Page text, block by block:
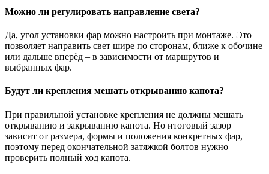
Можно ли регулировать направление света?
Да, угол установки фар можно настроить при монтаже. Это
позволяет направить свет шире по сторонам, ближе к обочине
или дальше вперёд – в зависимости от маршрутов и
выбранных фар.
Будут ли крепления мешать открыванию капота?
При правильной установке крепления не должны мешать
открыванию и закрыванию капота. Но итоговый зазор
зависит от размера, формы и положения конкретных фар,
поэтому перед окончательной затяжкой болтов нужно
проверить полный ход капота.